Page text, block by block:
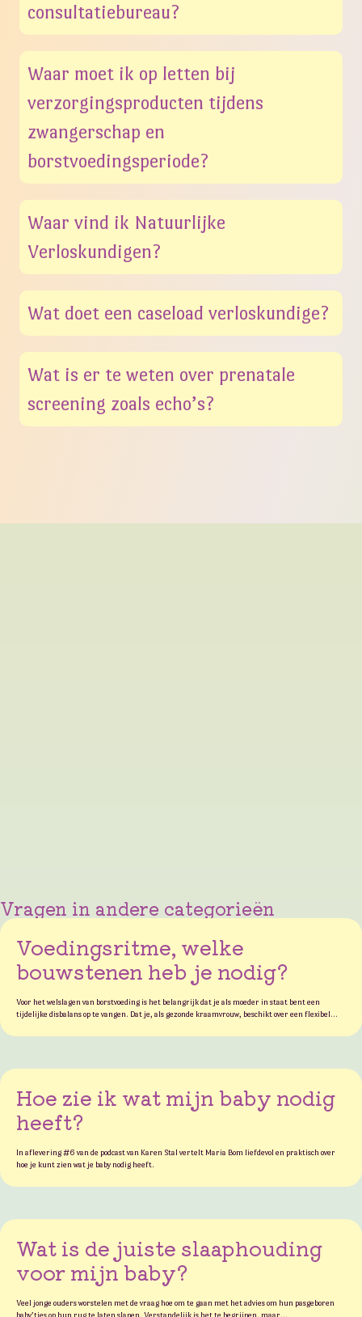
consultatiebureau?
Waar moet ik op letten bij
verzorgingsproducten tijdens
zwangerschap en
borstvoedingsperiode?
Waar vind ik Natuurlijke
Verloskundigen?
Wat doet een caseload verloskundige?
Wat is er te weten over prenatale
screening zoals echo’s?
Vragen in andere categorieën
Voedingsritme, welke
bouwstenen heb je nodig?
Voor het welslagen van borstvoeding is het belangrijk dat je als moeder in staat bent een
tijdelijke disbalans op te vangen. Dat je, als gezonde kraamvrouw, beschikt over een flexibel…
Hoe zie ik wat mijn baby nodig
heeft?
In aflevering #6 van de podcast van Karen Stal vertelt Maria Bom liefdevol en praktisch over
hoe je kunt zien wat je baby nodig heeft.
Wat is de juiste slaaphouding
voor mijn baby?
Veel jonge ouders worstelen met de vraag hoe om te gaan met het advies om hun pasgeboren